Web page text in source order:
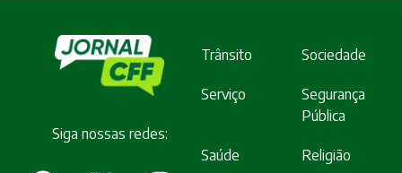
Siga nossas redes:
Trânsito Sociedade
Serviço
Segurança
Pública
Saúde Religião